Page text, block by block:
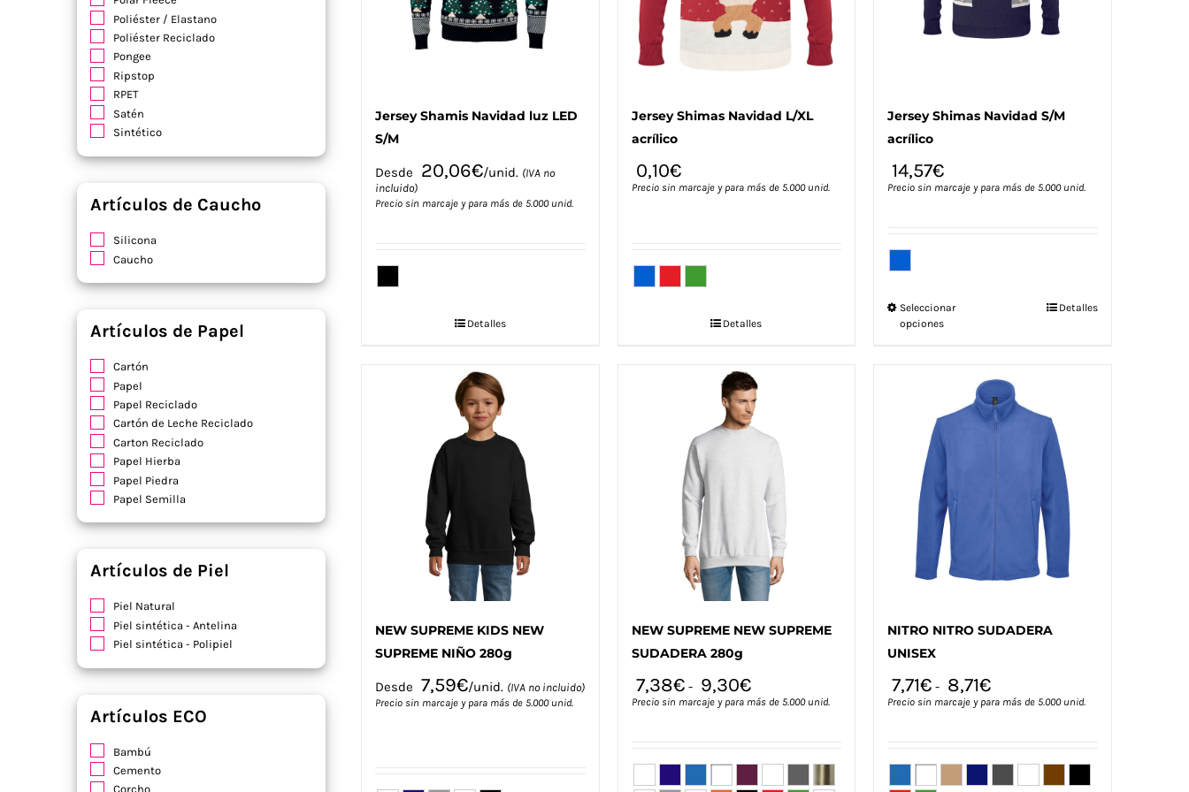
la
página
de
la
página
producto
página
Jersey Shamis Navidad luz LED
S/M
Desde 20,06€/unid. (IVA no
incluido)
Precio sin marcaje y para más de 5.000 unid.
Detalles
Jersey Shimas Navidad L/XL
acrílico
0,10€
Precio sin marcaje y para más de 5.000 unid.
Detalles
Jersey Shimas Navidad S/M
acrílico
14,57€
Precio sin marcaje y para más de 5.000 unid.
Seleccionar
opciones
variantes.
Las
opciones
producto
Detalles
NEW SUPREME KIDS NEW
SUPREME NIÑO 280g
Desde 7,59€/unid. (IVA no incluido)
Precio sin marcaje y para más de 5.000 unid.
NEW SUPREME NEW SUPREME
SUDADERA 280g
7,38€- 9,30€
Precio sin marcaje y para más de 5.000 unid.
NITRO NITRO SUDADERA
UNISEX
7,71€ - 8,71€
Precio sin marcaje y para más de 5.000 unid.
Poliéster / Elastano
Poliéster Reciclado
Pongee
Ripstop
RPET
Satén
Sintético
Yute / Algodón
Artículos de Caucho
Silicona
Caucho
Artículos de Papel
Cartón
Papel
Papel Reciclado
Cartón de Leche Reciclado
Carton Reciclado
Papel Hierba
Papel Piedra
Papel Semilla
Artículos de Piel
Piel Natural
Piel sintética - Antelina
Piel sintética - Polipiel
Artículos ECO
Bambú
Cemento
Corcho